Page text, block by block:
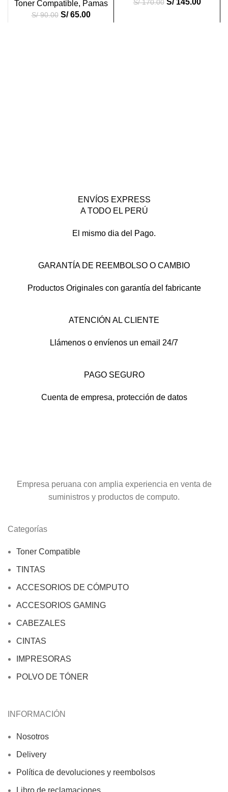
Toner Compatible, Pamas
S/90.00 S/65.00
S/170.00 S/145.00
ENVÍOS EXPRESS
A TODO EL PERÚ
El mismo dia del Pago.
GARANTÍA DE REEMBOLSO O CAMBIO
Productos Originales con garantía del fabricante
ATENCIÓN AL CLIENTE
Llámenos o envíenos un email 24/7
PAGO SEGURO
Cuenta de empresa, protección de datos
Empresa peruana con amplia experiencia en venta de
suministros y productos de computo.
Categorías
Toner Compatible
TINTAS
ACCESORIOS DE CÓMPUTO
ACCESORIOS GAMING
CABEZALES
CINTAS
IMPRESORAS
POLVO DE TÓNER
INFORMACIÓN
Nosotros
Delivery
Política de devoluciones y reembolsos
Libro de reclamaciones